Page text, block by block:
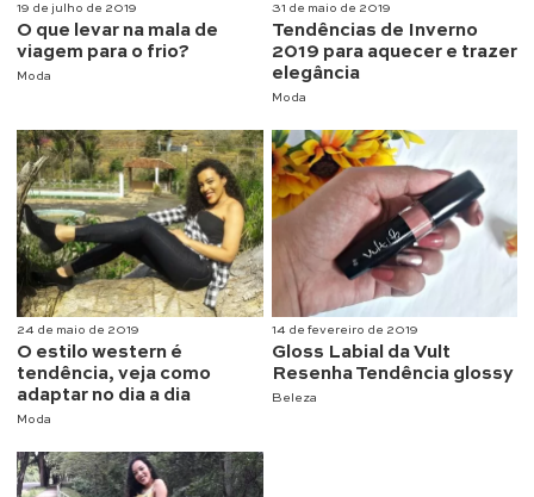
19 de julho de 2019
O que levar na mala de
viagem para o frio?
Moda
31 de maio de 2019
Tendências de Inverno
2019 para aquecer e trazer
elegância
Moda
24 de maio de 2019
O estilo western é
tendência, veja como
adaptar no dia a dia
Moda
14 de fevereiro de 2019
Gloss Labial da Vult
Resenha Tendência glossy
Beleza